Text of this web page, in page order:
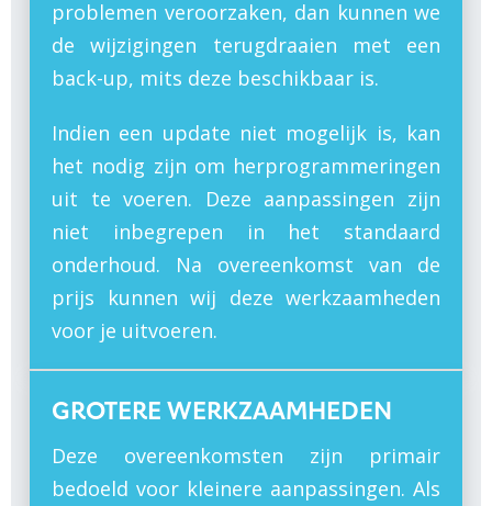
problemen veroorzaken, dan kunnen we
de wijzigingen terugdraaien met een
back-up, mits deze beschikbaar is.
Indien een update niet mogelijk is, kan
het nodig zijn om herprogrammeringen
uit te voeren. Deze aanpassingen zijn
niet inbegrepen in het standaard
onderhoud. Na overeenkomst van de
prijs kunnen wij deze werkzaamheden
voor je uitvoeren.
GROTERE WERKZAAMHEDEN
Deze overeenkomsten zijn primair
bedoeld voor kleinere aanpassingen. Als